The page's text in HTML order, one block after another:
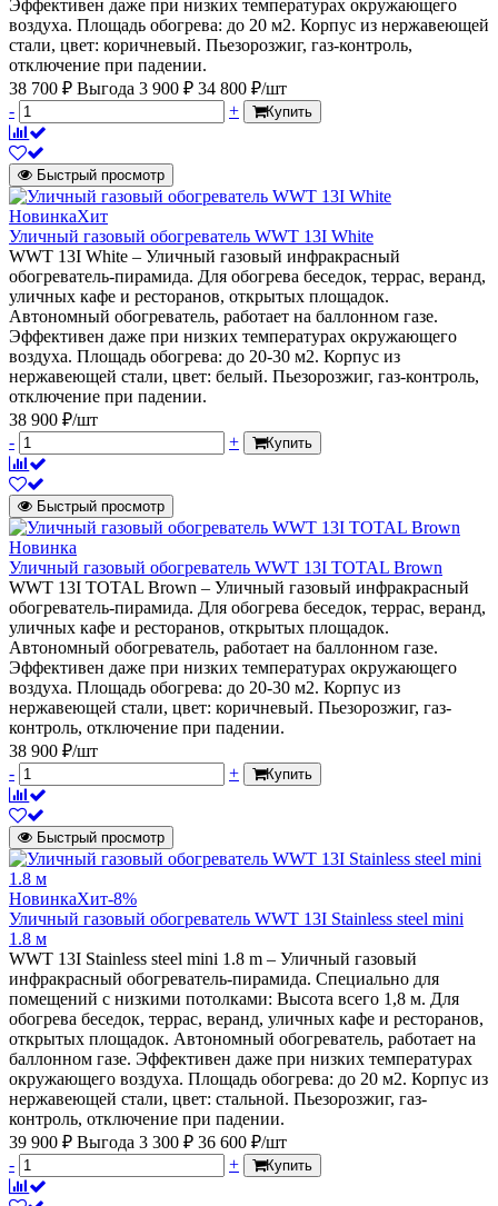
Эффективен даже при низких температурах окружающего
воздуха. Площадь обогрева: до 20 м2. Корпус из нержавеющей
стали, цвет: коричневый. Пьезорозжиг, газ-контроль,
отключение при падении.
38 700 ₽ Выгода 3 900 ₽ 34 800 ₽/шт
-
+ Купить
Быстрый просмотр
НовинкаХит
Уличный газовый обогреватель WWT 13I White
WWT 13I White – Уличный газовый инфракрасный
обогреватель-пирамида. Для обогрева беседок, террас, веранд,
уличных кафе и ресторанов, открытых площадок.
Автономный обогреватель, работает на баллонном газе.
Эффективен даже при низких температурах окружающего
воздуха. Площадь обогрева: до 20-30 м2. Корпус из
нержавеющей стали, цвет: белый. Пьезорозжиг, газ-контроль,
отключение при падении.
38 900 ₽/шт
-
+ Купить
Быстрый просмотр
Новинка
Уличный газовый обогреватель WWT 13I TOTAL Brown
WWT 13I TOTAL Brown – Уличный газовый инфракрасный
обогреватель-пирамида. Для обогрева беседок, террас, веранд,
уличных кафе и ресторанов, открытых площадок.
Автономный обогреватель, работает на баллонном газе.
Эффективен даже при низких температурах окружающего
воздуха. Площадь обогрева: до 20-30 м2. Корпус из
нержавеющей стали, цвет: коричневый. Пьезорозжиг, газ-
контроль, отключение при падении.
38 900 ₽/шт
-
+ Купить
Быстрый просмотр
НовинкаХит-8%
Уличный газовый обогреватель WWT 13I Stainless steel mini
1.8 м
WWT 13I Stainless steel mini 1.8 m – Уличный газовый
инфракрасный обогреватель-пирамида. Специально для
помещений с низкими потолками: Высота всего 1,8 м. Для
обогрева беседок, террас, веранд, уличных кафе и ресторанов,
открытых площадок. Автономный обогреватель, работает на
баллонном газе. Эффективен даже при низких температурах
окружающего воздуха. Площадь обогрева: до 20 м2. Корпус из
нержавеющей стали, цвет: стальной. Пьезорозжиг, газ-
контроль, отключение при падении.
39 900 ₽ Выгода 3 300 ₽ 36 600 ₽/шт
-
+ Купить